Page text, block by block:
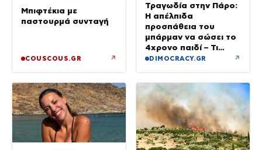
Μπιφτέκια με
παστουρμά συνταγή
COUSCOUS.GR ↗
Τραγωδία στην Πάρο:
Η απέλπιδα
προσπάθεια του
μπάρμαν να σώσει το
4χρονο παιδί – Τι
ερευνούν οι αρχές
DIMOCRACY.GR ↗